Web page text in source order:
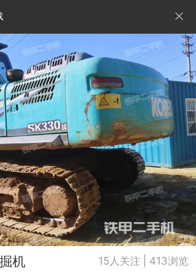
机 15人关注 | 413浏览
认证经纪人